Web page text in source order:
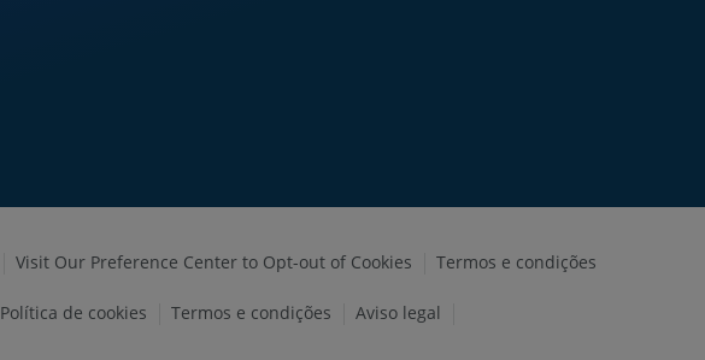
Visit Our Preference Center to Opt-out of Cookies
Termos e condições
Política de cookies Termos e condições Aviso legal